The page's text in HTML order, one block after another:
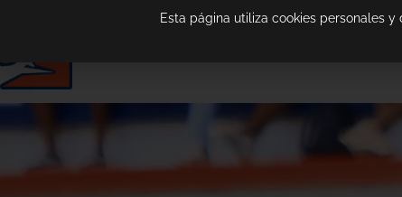
Esta página utiliza cookies personales